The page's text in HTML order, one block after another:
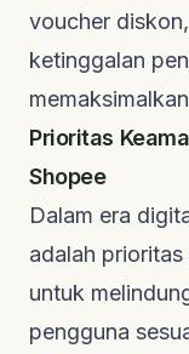
voucher
ketinggalan
Prioritas
Shopee
Dalam era
adalah
untuk
pengguna